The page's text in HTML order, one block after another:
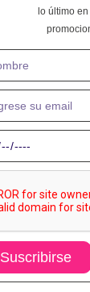
lo último
Suscribirse